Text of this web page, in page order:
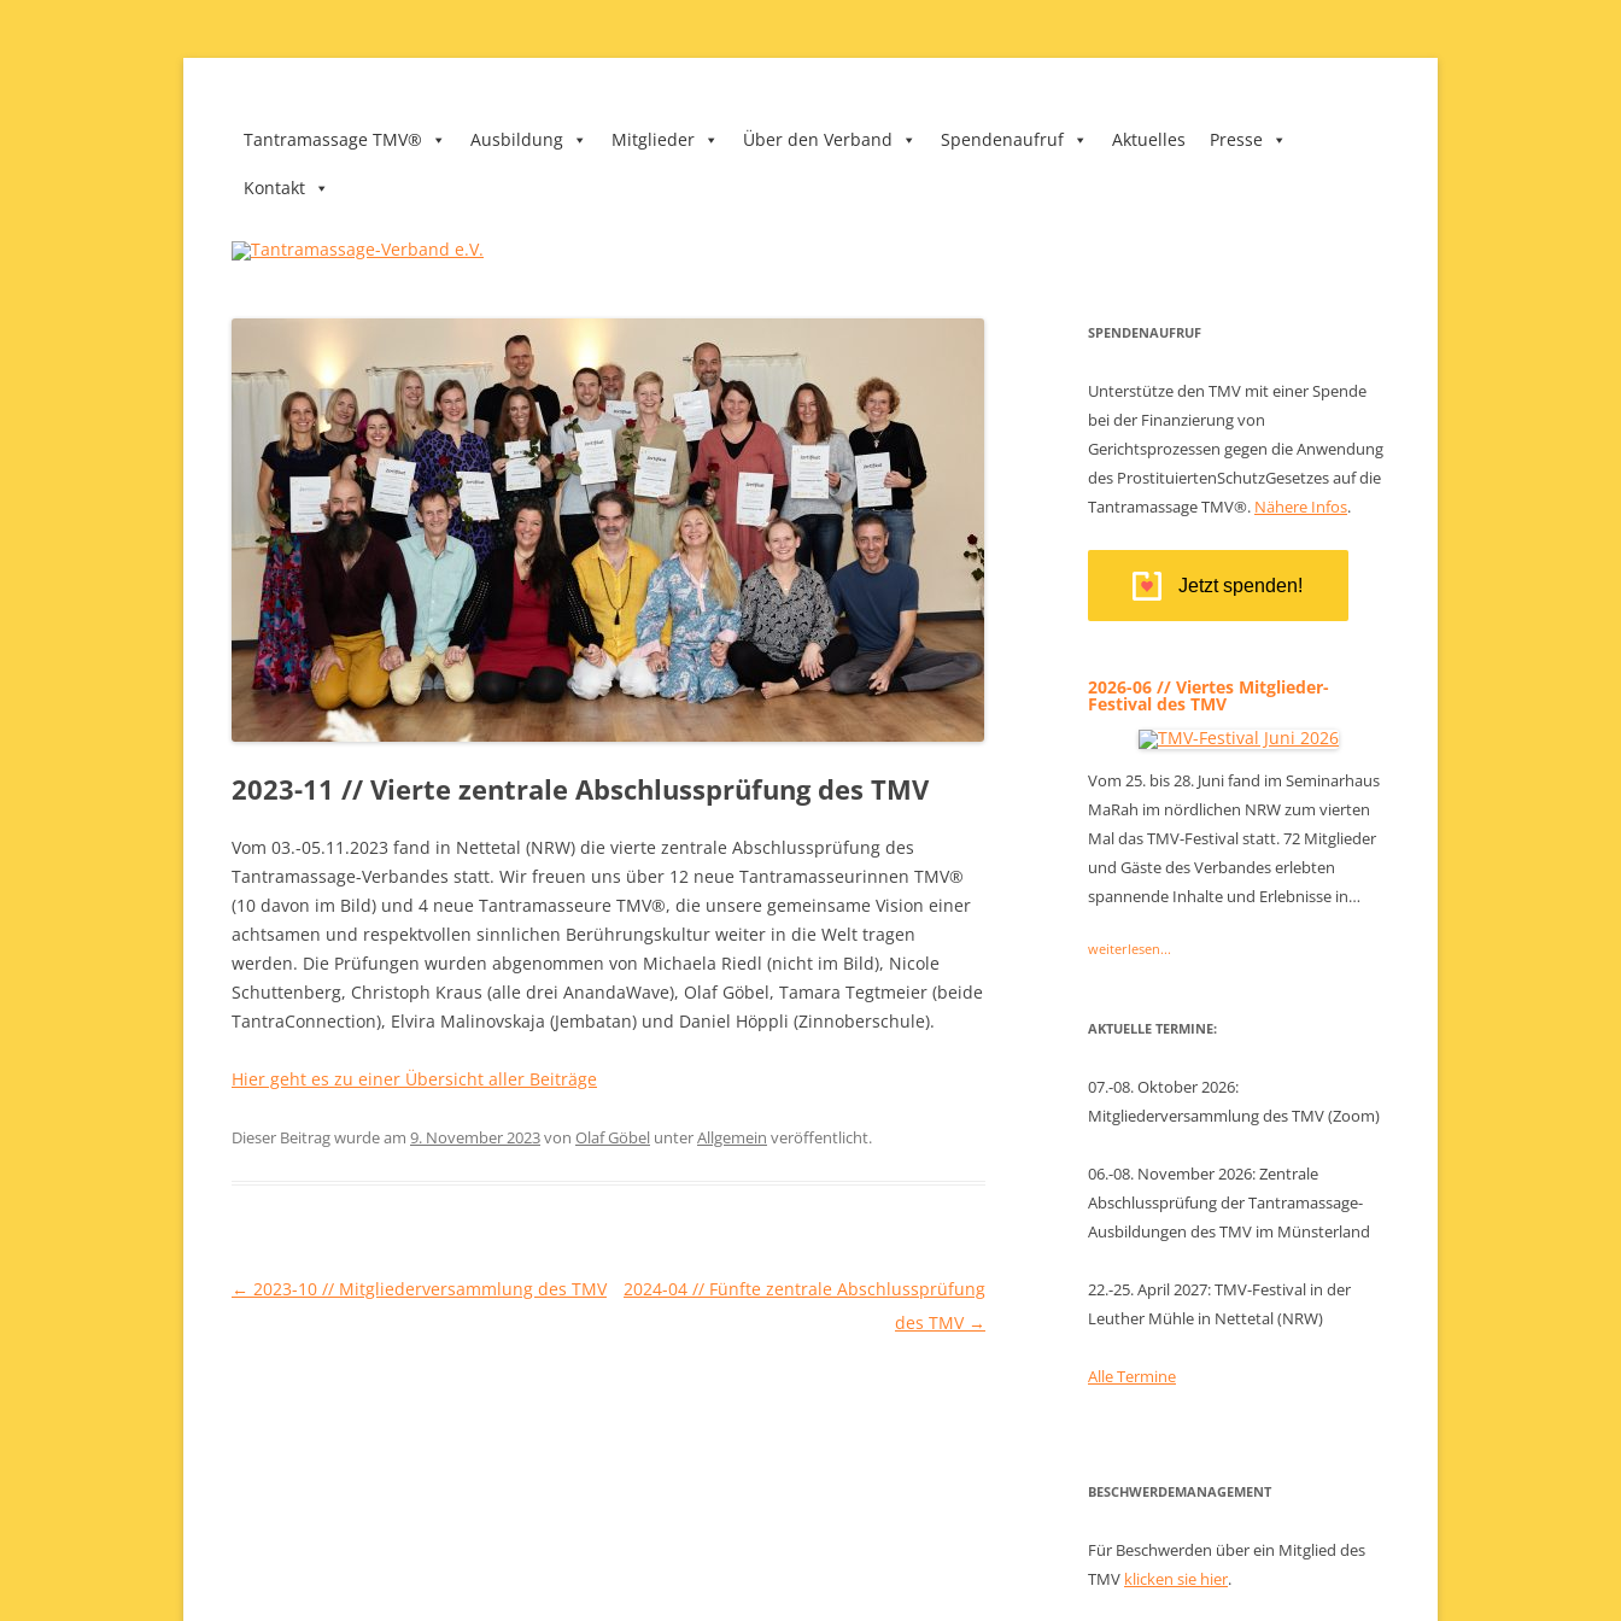
Zum
Tantramassage TMV® Ausbildung Mitglieder Über den Verband Spendenaufruf Aktuelles Presse
Kontakt
2023-11 // Vierte zentrale Abschlussprüfung des TMV
Vom 03.-05.11.2023 fand in Nettetal (NRW) die vierte zentrale Abschlussprüfung des
Tantramassage-Verbandes statt. Wir freuen uns über 12 neue Tantramasseurinnen TMV®
(10 davon im Bild) und 4 neue Tantramasseure TMV®, die unsere gemeinsame Vision einer
achtsamen und respektvollen sinnlichen Berührungskultur weiter in die Welt tragen
werden. Die Prüfungen wurden abgenommen von Michaela Riedl (nicht im Bild), Nicole
Schuttenberg, Christoph Kraus (alle drei AnandaWave), Olaf Göbel, Tamara Tegtmeier (beide
TantraConnection), Elvira Malinovskaja (Jembatan) und Daniel Höppli (Zinnoberschule).
Hier geht es zu einer Übersicht aller Beiträge
Dieser Beitrag wurde am 9. November 2023von Olaf Göbel unterAllgemein veröffentlicht.
Beitragsnavigation
← 2023-10 // Mitgliederversammlung des TMV
2024-04 // Fünfte zentrale Abschlussprüfung
des TMV →
SPENDENAUFRUF
Unterstütze den TMV mit einer Spende
bei der Finanzierung von
Gerichtsprozessen gegen die Anwendung
des ProstituiertenSchutzGesetzes auf die
Tantramassage TMV®. Nähere Infos.
Jetzt spenden!
2026-06 // Viertes Mitglieder-
Festival des TMV
Vom 25. bis 28. Juni fand im Seminarhaus
MaRah im nördlichen NRW zum vierten
Mal das TMV-Festival statt. 72 Mitglieder
und Gäste des Verbandes erlebten
spannende Inhalte und Erlebnisse in…
weiterlesen...
AKTUELLE TERMINE:
07.-08. Oktober 2026:
Mitgliederversammlung des TMV (Zoom)
06.-08. November 2026: Zentrale
Abschlussprüfung der Tantramassage-
Ausbildungen des TMV im Münsterland
22.-25. April 2027: TMV-Festival in der
Leuther Mühle in Nettetal (NRW)
Alle Termine
BESCHWERDEMANAGEMENT
Für Beschwerden über ein Mitglied des
TMV klicken sie hier.